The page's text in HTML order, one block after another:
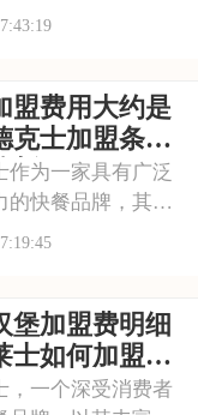
卓越的产品品
系列丰富多样，既
茶系列，又有创新
气泡水等系列
盟费用大约是
克士加盟条件
析
为一家具有广泛
的快餐品牌，其加
备受关注。许多有
将为您详细解析德
相关信息，帮助您
创业计划
堡加盟费明细
士如何加盟
一个深受消费者